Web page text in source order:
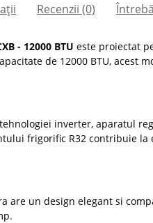
Recenzii (0)
- 12000 BTU este proiectat
de 12000 BTU, acest
inverter, aparatul
frigorific R32 contribuie
are un design elegant si